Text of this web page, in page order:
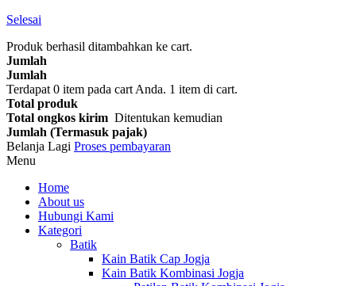
Selesai
Produk berhasil ditambahkan ke cart.
Jumlah
Jumlah
Terdapat 0 item pada cart Anda. 1 item di cart.
Total produk
Total ongkos kirim Ditentukan kemudian
Jumlah (Termasuk pajak)
Belanja Lagi Proses pembayaran
Menu
Home
About us
Hubungi Kami
Kategori
Batik
Kain Batik Cap Jogja
Kain Batik Kombinasi Jogja